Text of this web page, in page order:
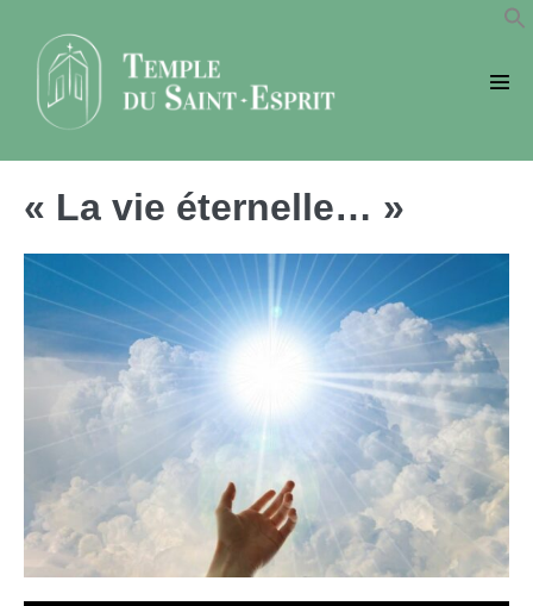
contenu
« La vie éternelle… »